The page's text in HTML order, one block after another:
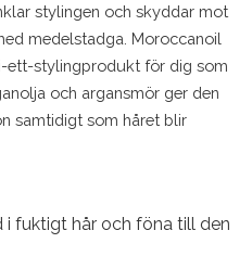
stylingen och skyddar mot
medelstadga. Moroccanoil
ett-stylingprodukt för dig som
och argansmör ger den
samtidigt som håret blir
fuktigt hår och föna till den